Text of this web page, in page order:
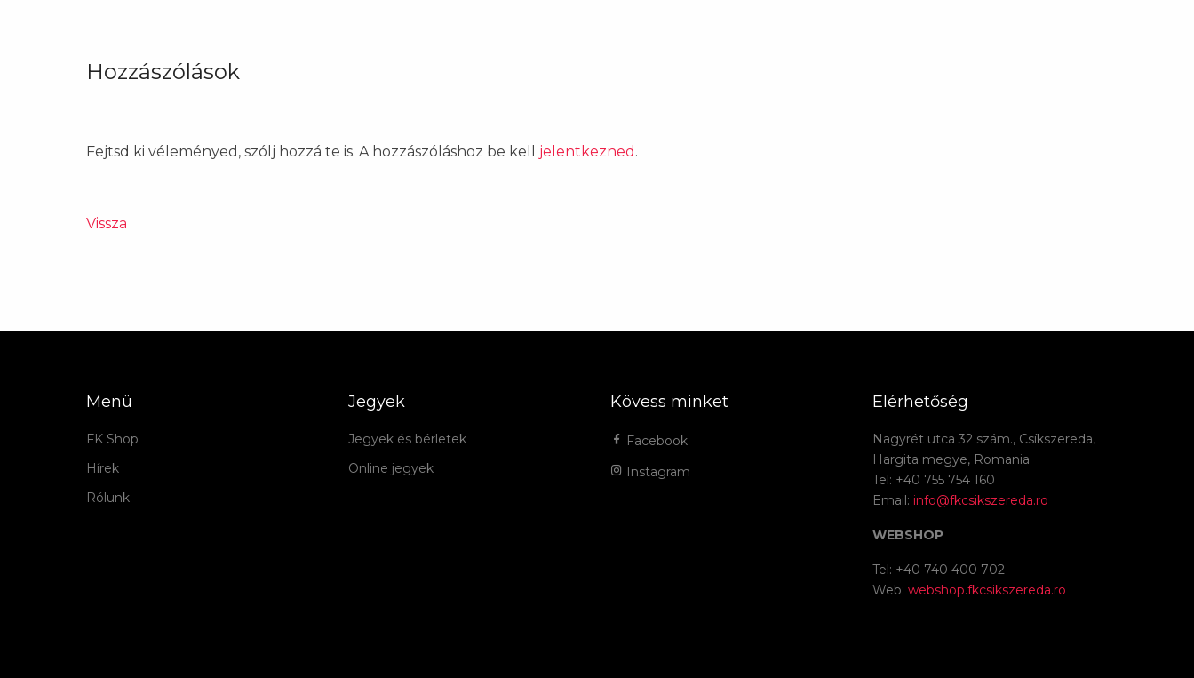
Hozzászólások
Fejtsd ki véleményed, szólj hozzá te is. A hozzászóláshoz be kell jelentkezned .
Vissza
Menü
FK Shop
Hírek
Rólunk
Jegyek
Jegyek és bérletek
Online jegyek
Kövess minket
Facebook
Instagram
Elérhetőség
Nagyrét utca 32 szám., Csíkszereda,
Hargita megye, Romania
Tel: +40 755 754 160
Email: info@fkcsikszereda.ro
WEBSHOP
Tel: +40 740 400 702
Web: webshop.fkcsikszereda.ro